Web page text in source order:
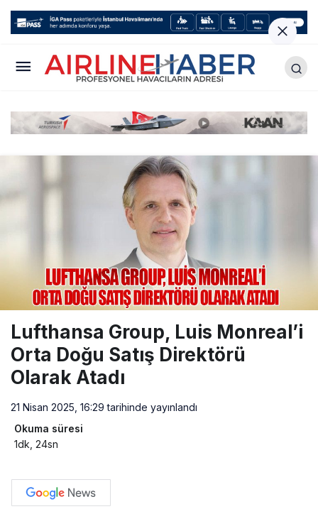
Lufthansa Group, Luis Monreal’i
Orta Doğu Satış Direktörü
Olarak Atadı
21 Nisan 2025, 16:29 tarihinde yayınlandı
Okuma süresi
1dk, 24sn